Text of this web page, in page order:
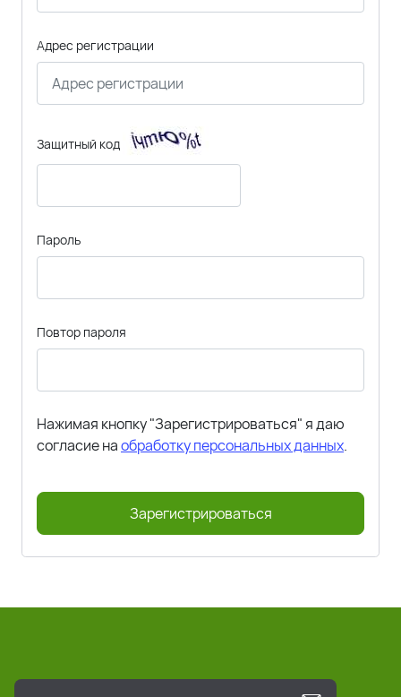
Адрес регистрации
Защитный код
Пароль
Повтор пароля
Нажимая кнопку "Зарегистрироваться" я даю
согласие наобработку персональных данных.
Зарегистрироваться